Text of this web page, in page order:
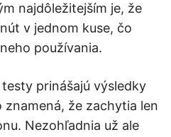
najdôležitejším je, že
v jednom kuse, čo
používania.
prinášajú výsledky
že zachytia len
Nezohľadnia už ale